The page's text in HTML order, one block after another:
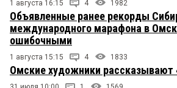
1 августа 16:15 4 1982
Объявленные ранее рекорды
международного марафона в
ошибочными
1 августа 15:15 4 1833
Омские художники